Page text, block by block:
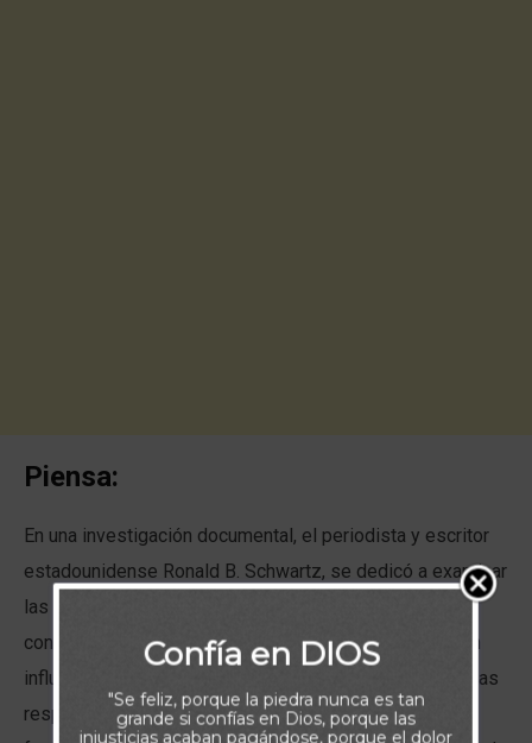
Piensa:
En una investigación documental, el periodista y escritor
estadounidense Ronald B. Schwartz, se dedicó a examinar
las preferencias de más de 30 escritores
contemporáneos en relación a los libros que los habían
influenciado de manera determinante en su carrera. En las
respuestas resaltaron grandes obras desde aquellas
Confía en DIOS
"Se feliz, porque la piedra nunca es tan
grande si confías en Dios, porque las
injusticias acaban pagándose, porque el dolor